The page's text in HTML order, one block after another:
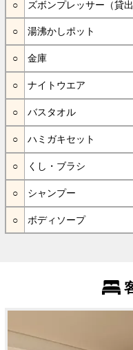
ズボンプレッサー（貸出
湯沸かしポット
金庫
ナイトウエア
バスタオル
ハミガキセット
くし・ブラシ
シャンプー
ボディソープ